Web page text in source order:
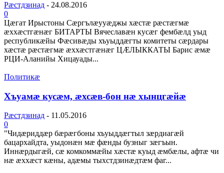
Рæстдзинад - 24.08.2016
0
Цæгат Ирыстоны Сæргълæууæджы хæстæ рæстæгмæ
æххæстгæнæг БИТАРТЫ Вячеславæн кусæг фембæлд уыд
республикæйы Фæсивæды хъуыддæгты комитеты сæрдары
хæстæ рæстæгмæ æххæстгæнæг ЦÆЛЫККАТЫ Барис æмæ
РЦИ-Аланийы Хицауады...
Политикæ
Хъуамæ кусæм, æхсæв-бон нæ хынцгæйæ
Рæстдзинад - 11.05.2016
0
"Чидæриддæр бæрæгбоны хъуыддæгтыл зæрдиагæй
бацархайдта, уыдонæн мæ фæнды бузныг зæгъын.
Иннæрдыгæй, сæ комкоммæйы хæстæ куыд æмбæлы, афтæ чи
нæ æххæст кæны, адæмы тыхстдзинæдтæм фаг...